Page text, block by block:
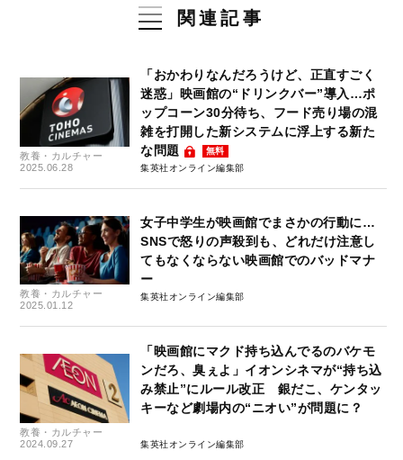
関連記事
教養・カルチャー
2025.06.28
「おかわりなんだろうけど、正直すごく
迷惑」映画館の“ドリンクバー”導入…ポ
ップコーン30分待ち、フード売り場の混
雑を打開した新システムに浮上する新た
な問題
無料
集英社オンライン編集部
教養・カルチャー
2025.01.12
女子中学生が映画館でまさかの行動に…
SNSで怒りの声殺到も、どれだけ注意し
てもなくならない映画館でのバッドマナ
ー
集英社オンライン編集部
教養・カルチャー
2024.09.27
「映画館にマクド持ち込んでるのバケモ
ンだろ、臭ぇよ」イオンシネマが“持ち込
み禁止”にルール改正 銀だこ、ケンタッ
キーなど劇場内の“ニオい”が問題に？
集英社オンライン編集部